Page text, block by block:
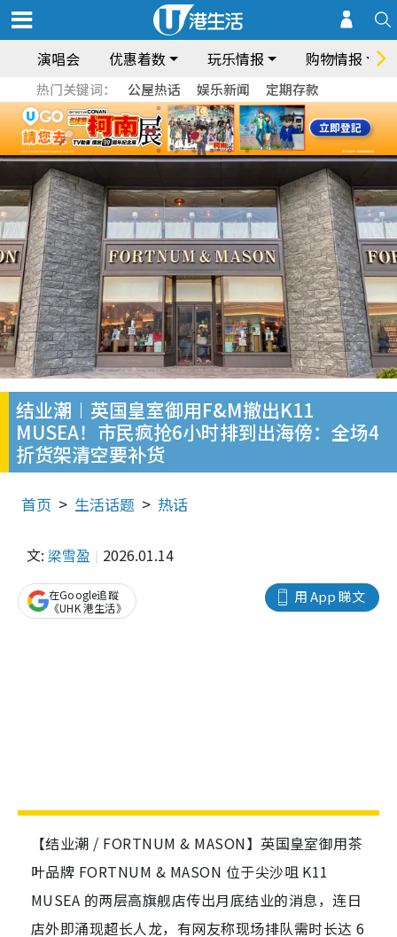
演唱会 优惠着数 玩乐情报 购物情报
热门关键词： 公屋热话 娱乐新闻 定期存款
结业潮︱英国皇室御用F&M撤出K11
MUSEA！市民疯抢6小时排到出海傍：全场4
折货架清空要补货
首页 生活话题 热话
文: 梁雪盈 2026.01.14
用 App 睇文
在Google追蹤
《UHK 港生活》
【结业潮 / FORTNUM & MASON】英国皇室御用茶
叶品牌 FORTNUM & MASON 位于尖沙咀 K11
MUSEA 的两层高旗舰店传出月底结业的消息，连日
店外即涌现超长人龙，有网友称现场排队需时长达 6